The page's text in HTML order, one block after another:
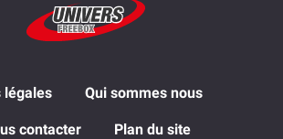
légales Qui sommes nous
contacter Plan du site